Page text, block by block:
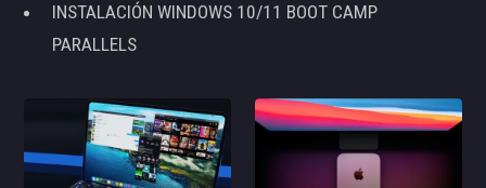
INSTALACIÓN WINDOWS 10/11 BOOT CAMP
PARALLELS